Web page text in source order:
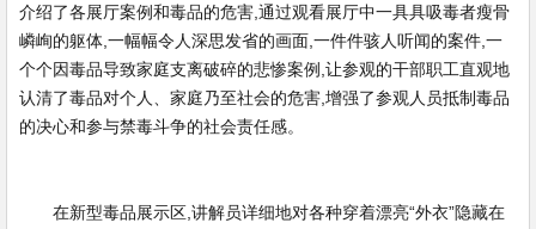
介绍了各展厅案例和毒品的危害,通过观看展厅中一具具吸毒者瘦骨
嶙峋的躯体,一幅幅令人深思发省的画面,一件件骇人听闻的案件,一
个个因毒品导致家庭支离破碎的悲惨案例,让参观的干部职工直观地
认清了毒品对个人、家庭乃至社会的危害,增强了参观人员抵制毒品
的决心和参与禁毒斗争的社会责任感。
在新型毒品展示区,讲解员详细地对各种穿着漂亮“外衣”隐藏在